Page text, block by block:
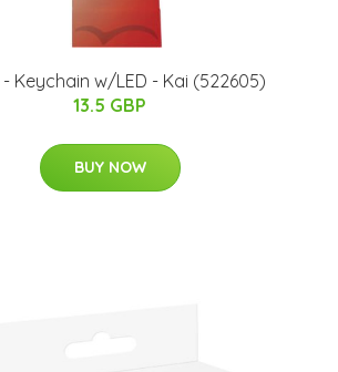
- Keychain w/LED - Kai (522605)
13.5 GBP
BUY NOW